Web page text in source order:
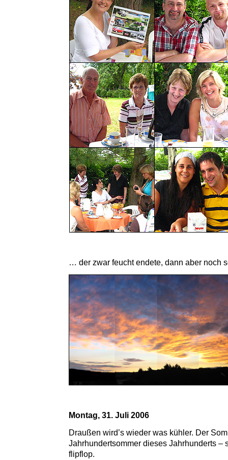
… der zwar feucht endete, dann aber noch
Montag, 31. Juli 2006
Draußen wird’s wieder was kühler. Der
Jahrhundertsommer dieses Jahrhunderts –
flipflop.